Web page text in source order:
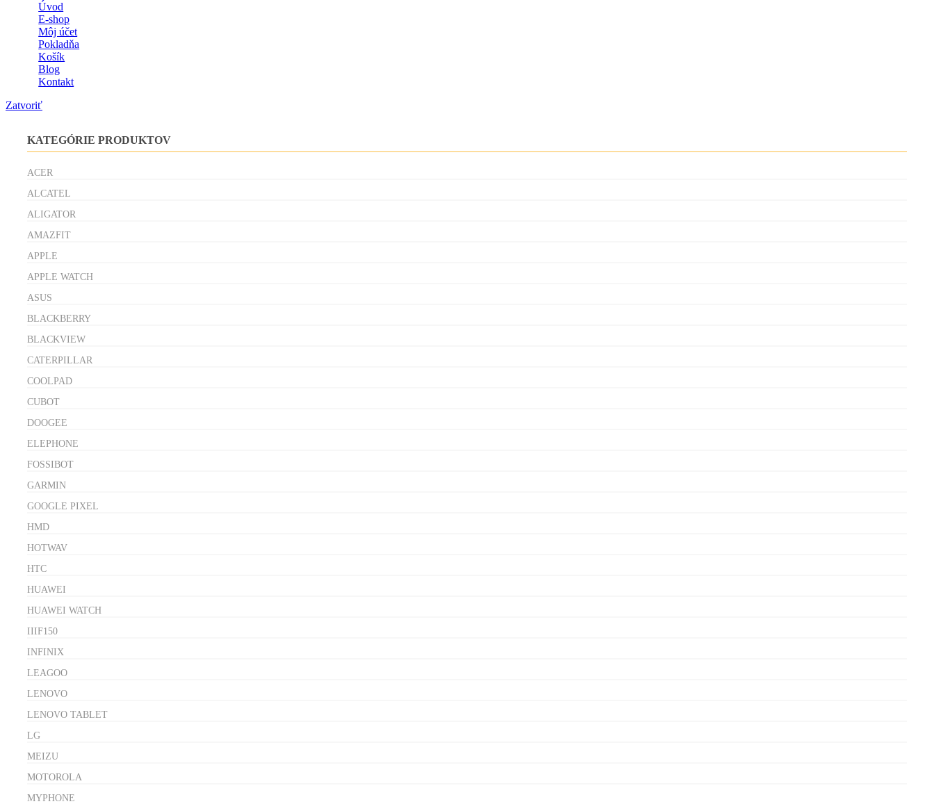
Úvod
E-shop
Môj účet
Pokladňa
Košík
Blog
Kontakt
Zatvoriť
KATEGÓRIE PRODUKTOV
ACER
ALCATEL
ALIGATOR
AMAZFIT
APPLE
APPLE WATCH
ASUS
BLACKBERRY
BLACKVIEW
CATERPILLAR
COOLPAD
CUBOT
DOOGEE
ELEPHONE
FOSSIBOT
GARMIN
GOOGLE PIXEL
HMD
HOTWAV
HTC
HUAWEI
HUAWEI WATCH
IIIF150
INFINIX
LEAGOO
LENOVO
LENOVO TABLET
LG
MEIZU
MOTOROLA
MYPHONE